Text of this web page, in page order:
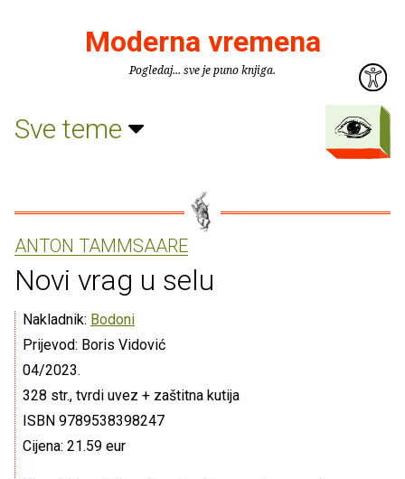
Moderna vremena
Pogledaj... sve je puno knjiga.
Sve teme
ANTON TAMMSAARE
Novi vrag u selu
Nakladnik: Bodoni
Prijevod: Boris Vidović
04/2023.
328 str., tvrdi uvez + zaštitna kutija
ISBN 9789538398247
Cijena: 21.59 eur